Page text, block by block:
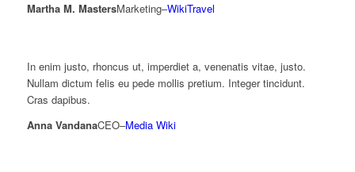
Martha M. MastersMarketing–WikiTravel
In enim justo, rhoncus ut, imperdiet a, venenatis vitae, justo.
Nullam dictum felis eu pede mollis pretium. Integer tincidunt.
Cras dapibus.
Anna VandanaCEO–Media Wiki